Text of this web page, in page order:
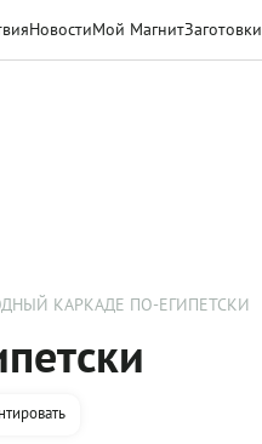
НовостиМой МагнитЗаготовки
КАРКАДЕ ПО-ЕГИПЕТСКИ